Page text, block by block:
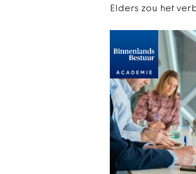
Elders zou het